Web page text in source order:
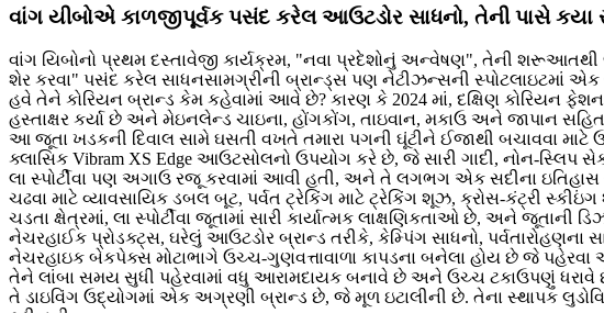
વાંગ યીબોએ કાળજીપૂર્વક પસંદ કરેલ આઉટડોર સાધનો, તેની પાસે કયા
વાંગ યિબોનો પ્રથમ દસ્તાવેજી કાર્યક્રમ, "નવા પ્રદેશોનું અન્વેષણ", તેની શરૂઆતથી
શેર કરવા" પસંદ કરેલ સાધનસામગ્રીની બ્રાન્ડ્સ પણ નેટીઝન્સની સ્પોટલાઇટમાં
હવે તેને કોરિયન બ્રાન્ડ કેમ કહેવામાં આવે છે? કારણ કે 2024 માં, દક્ષિણ કોરિયન
હસ્તાક્ષર કર્યા છે અને મેઇનલેન્ડ ચાઇના, હોંગકોંગ, તાઇવાન, મકાઉ અને જાપાન
આ જૂતા ખડકની દિવાલ સામે ઘસતી વખતે તમારા પગની ઘૂંટીને ઈજાથી બચાવવા
ક્લાસિક Vibram XS Edge આઉટસોલનો ઉપયોગ કરે છે, જે સારી ગાદી, નોન-સ્લિપ
લા સ્પોર્ટીવા પણ અગાઉ રજૂ કરવામાં આવી હતી, અને તે લગભગ એક સદીના
ચઢવા માટે વ્યાવસાયિક ડબલ બૂટ, પર્વત ટ્રેકિંગ માટે ટ્રેકિંગ શૂઝ, ક્રોસ-કંટ્રી
ચડતા ક્ષેત્રમાં, લા સ્પોર્ટીવા જૂતામાં સારી કાર્યાત્મક લાક્ષણિકતાઓ છે, અને
નેચરહાઈક પ્રોડક્ટ્સ, ઘરેલું આઉટડોર બ્રાન્ડ તરીકે, કેમ્પિંગ સાધનો,
નેચરહાઇક બેકપેક્સ મોટાભાગે ઉચ્ચ-ગુણવત્તાવાળા કાપડના બનેલા હોય છે જે પહેરવા
તેને લાંબા સમય સુધી પહેરવામાં વધુ આરામદાયક બનાવે છે અને ઉચ્ચ ટકાઉપણું ધરાવે
તે ડાઇવિંગ ઉદ્યોગમાં એક અગ્રણી બ્રાન્ડ છે, જે મૂળ ઇટાલીની છે. તેના સ્થાપક